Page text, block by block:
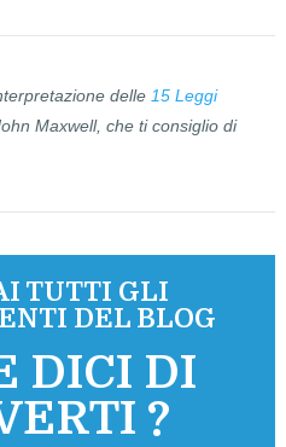
delle 15 Leggi
Maxwell, che ti consiglio di
TUTTI GLI
DEL BLOG
DICI DI
?